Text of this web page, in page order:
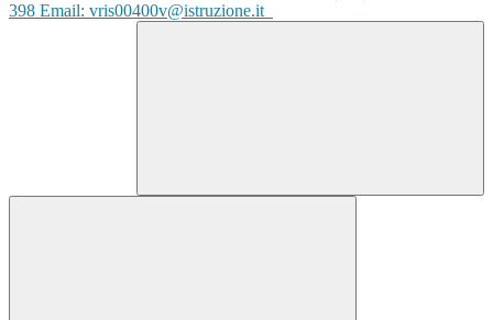
398 Email: vris00400v@istruzione.it